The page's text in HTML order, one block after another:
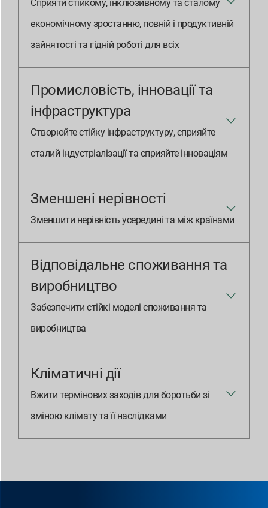
Сприяти стійкому, інклюзивному та сталому
економічному зростанню, повній і продуктивній
зайнятості та гідній роботі для всіх
Промисловість, інновації та
інфраструктура
Створюйте стійку інфраструктуру, сприяйте
сталий індустріалізації та сприяйте інноваціям
Зменшені нерівності
Зменшити нерівність усередині та між країнами
Відповідальне споживання та
виробництво
Забезпечити стійкі моделі споживання та
виробництва
Кліматичні дії
Вжити термінових заходів для боротьби зі
зміною клімату та її наслідками